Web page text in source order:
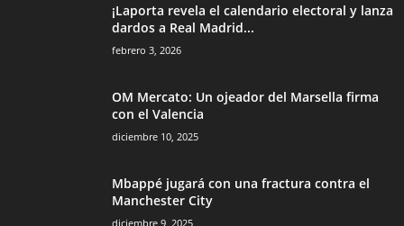
¡Laporta revela el calendario electoral y lanza
dardos a Real Madrid...
febrero 3, 2026
OM Mercato: Un ojeador del Marsella firma
con el Valencia
diciembre 10, 2025
Mbappé jugará con una fractura contra el
Manchester City
diciembre 9, 2025